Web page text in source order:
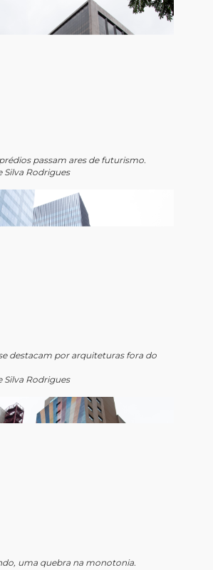
passam ares de futurismo.
Rodrigues
destacam por arquiteturas fora do
Rodrigues
uma quebra na monotonia.